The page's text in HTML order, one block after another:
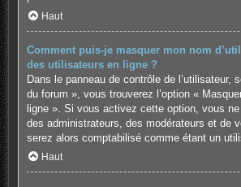
Haut
Comment puis-je masquer mon nom
des utilisateurs en ligne ?
Dans le panneau de contrôle de l’utilisateur,
du forum », vous trouverez l’option «
ligne ». Si vous activez cette option, vous
des administrateurs, des modérateurs et de
serez alors comptabilisé comme étant un
Haut